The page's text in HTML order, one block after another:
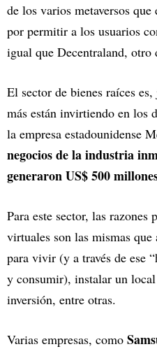
de los varios metaversos
por permitir a los usuarios
igual que Decentraland, otro
El sector de bienes raíces
más están invirtiendo en los
la empresa estadounidense
negocios de la industria
generaron US$ 500
Para este sector, las razones
virtuales son las mismas
para vivir (y a través de ese
y consumir), instalar un
inversión, entre otras.
Varias empresas, como